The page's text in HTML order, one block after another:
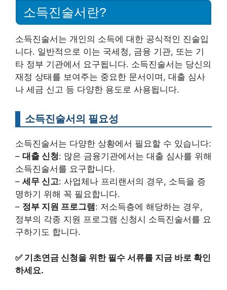
소득진술서란?
소득진술서는 개인의 소득에 대한 공식적인 진술입
니다. 일반적으로 이는 국세청, 금융 기관, 또는 기
타 정부 기관에서 요구됩니다. 소득진술서는 당신의
재정 상태를 보여주는 중요한 문서이며, 대출 심사
나 세금 신고 등 다양한 용도로 사용됩니다.
소득진술서의 필요성
소득진술서는 다양한 상황에서 필요할 수 있습니다:
– 대출 신청: 많은 금융기관에서는 대출 심사를 위해
소득진술서를 요구합니다.
– 세무 신고: 사업체나 프리랜서의 경우, 소득을 증
명하기 위해 꼭 필요합니다.
– 정부 지원 프로그램: 저소득층에 해당하는 경우,
정부의 각종 지원 프로그램 신청시 소득진술서를 요
구하기도 합니다.
✅ 기초연금 신청을 위한 필수 서류를 지금 바로 확인
하세요.